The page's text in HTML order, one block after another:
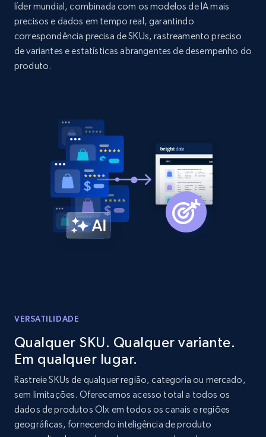
2.1K+ 375+ Comece agora
Amazon products global dataset - Collect
2.1K+ 375+ Comece agora
Amazon products global dataset - Collect
products from Brands URLs
Etsy
URL, Product id, Listing inventory id, Title, Rating,
Reviews count shop, Reviews count item, Initial
price, and more.
líder mundial, combinada com os modelos de IA mais
precisos e dados em tempo real, garantindo
correspondência precisa de SKUs, rastreamento preciso
de variantes e estatísticas abrangentes de desempenho do
produto.
VERSATILIDADE
Qualquer SKU. Qualquer variante.
Em qualquer lugar.
Rastreie SKUs de qualquer região, categoria ou mercado,
sem limitações. Oferecemos acesso total a todos os
dados de produtos Olx em todos os canais e regiões
geográficas, fornecendo inteligência de produto